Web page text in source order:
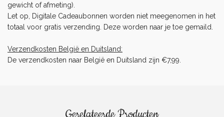
gewicht of afmeting).
Let op, Digitale Cadeaubonnen worden niet meegenomen in het
totaal voor gratis verzending. Deze worden naar je toe gemaild.
Verzendkosten België en Duitsland:
De verzendkosten naar België en Duitsland zijn €7,99.